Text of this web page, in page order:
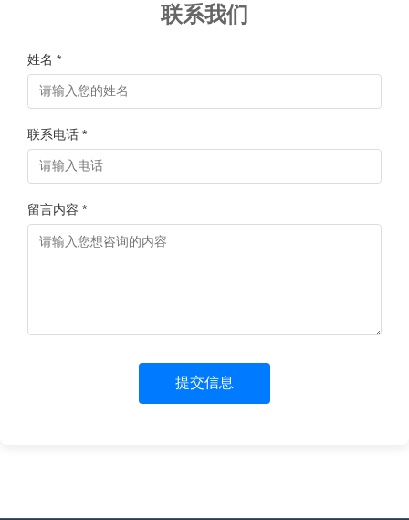
联系我们
姓名 *
联系电话 *
留言内容 *
提交信息